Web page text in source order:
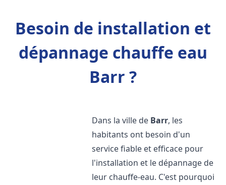
Besoin de installation et
dépannage chauffe eau
Barr ?
Dans la ville de Barr, les
habitants ont besoin d'un
service fiable et efficace pour
l'installation et le dépannage de
leur chauffe-eau. C'est pourquoi